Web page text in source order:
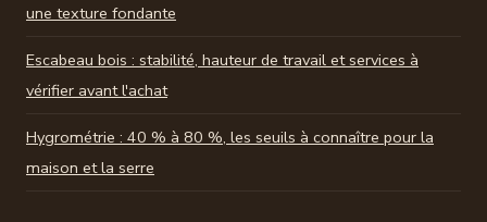
une texture fondante
Escabeau bois : stabilité, hauteur de travail et services à
vérifier avant l'achat
Hygrométrie : 40 % à 80 %, les seuils à connaître pour la
maison et la serre